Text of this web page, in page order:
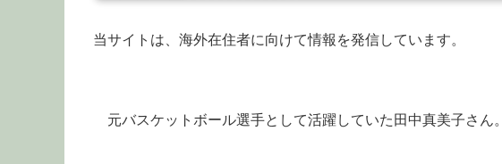
当サイトは、海外在住者に向けて情報を発信しています。
元バスケットボール選手として活躍していた田中真美子さん。